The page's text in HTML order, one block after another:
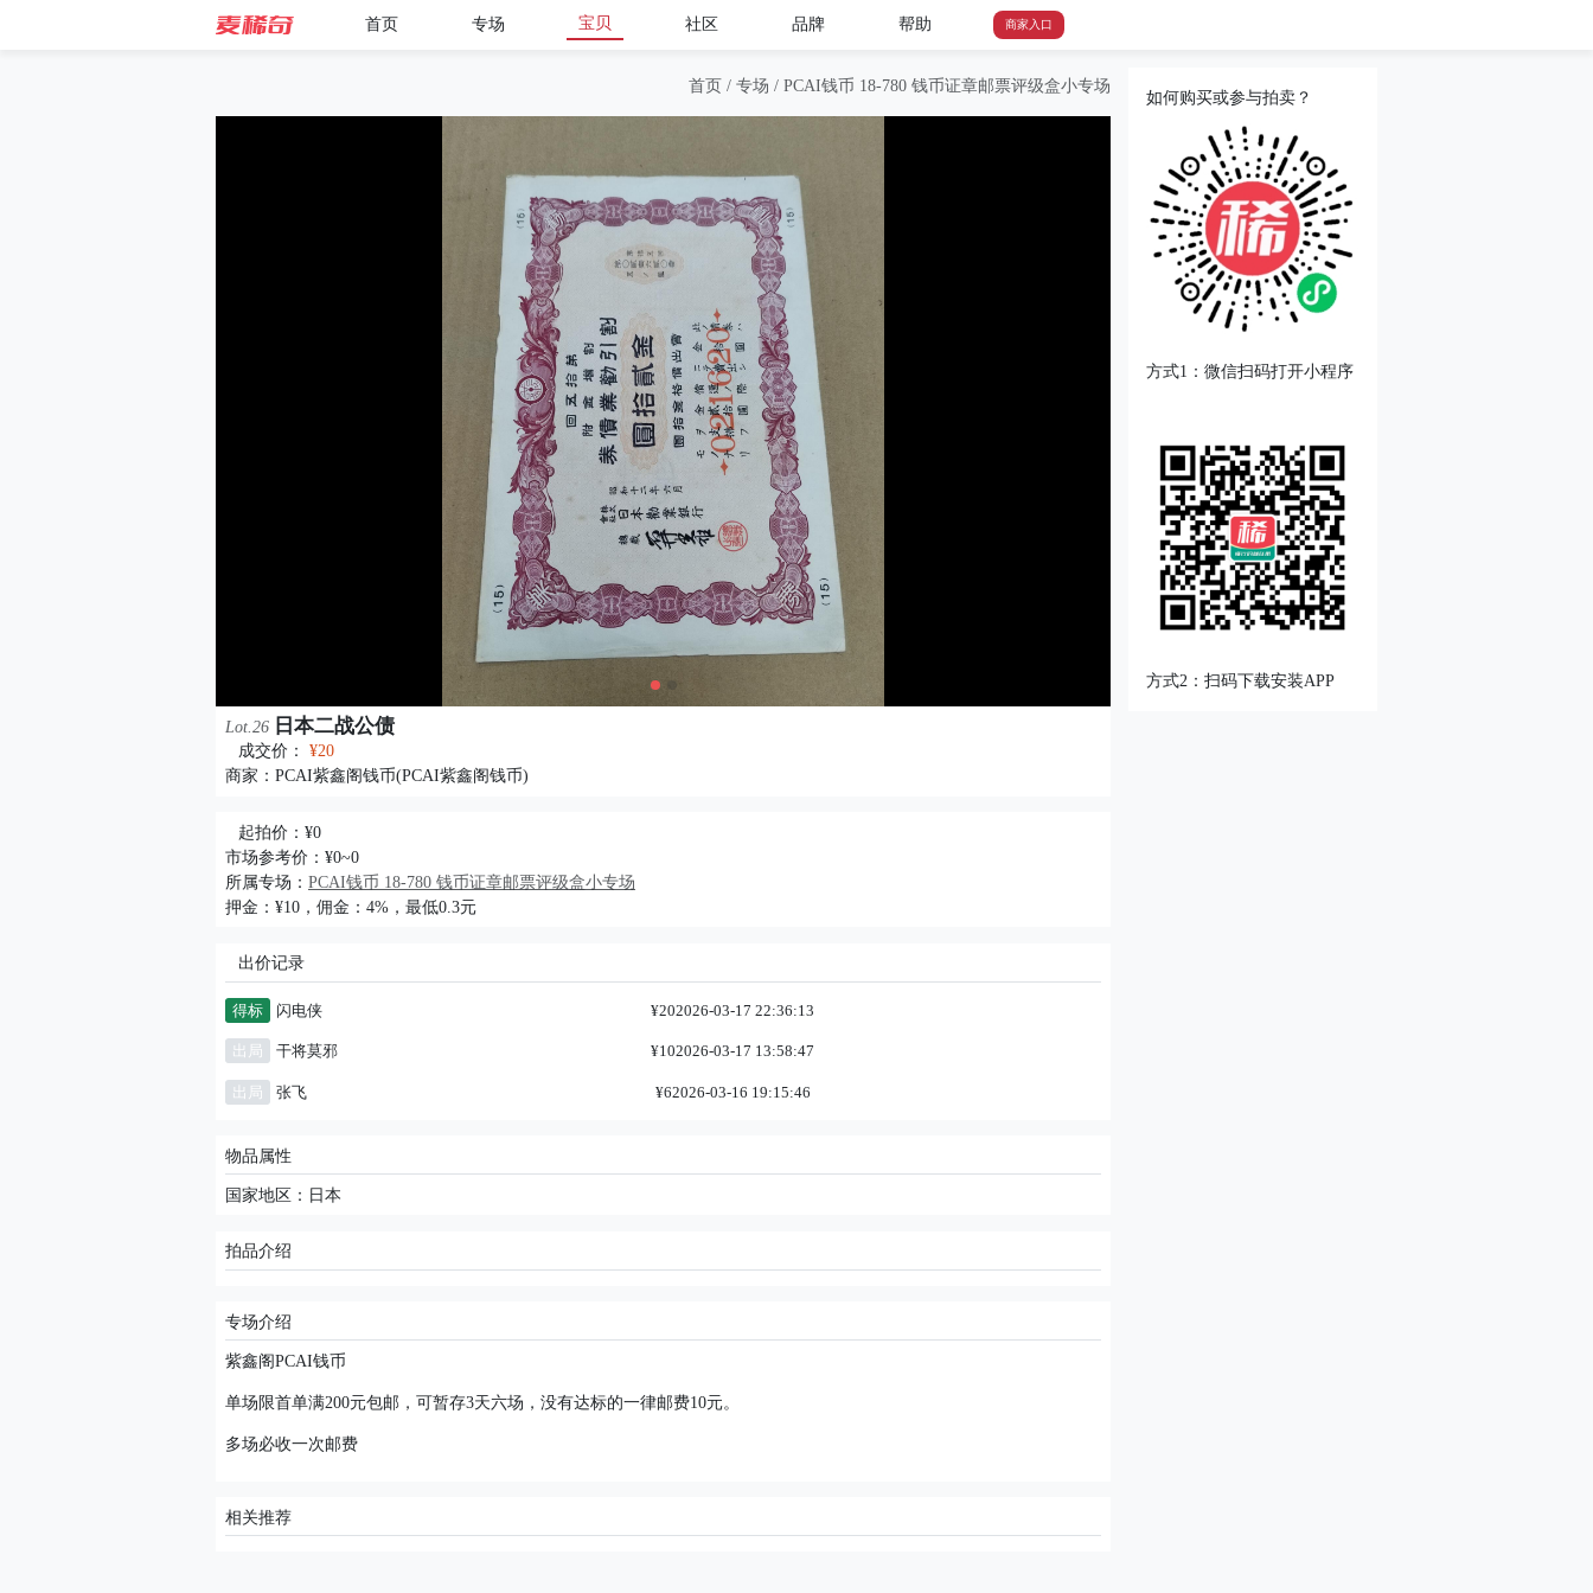
首页 专场 宝贝 社区 品牌 帮助 商家入口
首页 / 专场 / PCAI钱币 18-780 钱币证章邮票评级盒小专场
Lot.26 日本二战公债
成交价： ¥20
商家： PCAI紫鑫阁钱币(PCAI紫鑫阁钱币)
起拍价：¥0
市场参考价：¥0~0
所属专场： PCAI钱币 18-780 钱币证章邮票评级盒小专场
押金：¥10，佣金：4%，最低0.3元
出价记录
得标 闪电侠 ¥202026-03-17 22:36:13
出局 干将莫邪 ¥102026-03-17 13:58:47
出局 张飞 ¥62026-03-16 19:15:46
物品属性
国家地区：日本
拍品介绍
专场介绍
紫鑫阁PCAI钱币
单场限首单满200元包邮，可暂存3天六场，没有达标的一律邮费10元。
多场必收一次邮费
相关推荐
如何购买或参与拍卖？
方式1：微信扫码打开小程序
方式2：扫码下载安装APP